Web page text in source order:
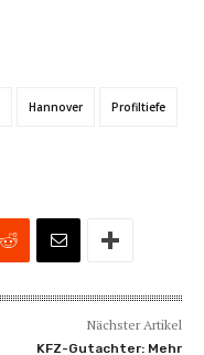
Hannover Profiltiefe
Nächster Artikel
KFZ-Gutachter: Mehr